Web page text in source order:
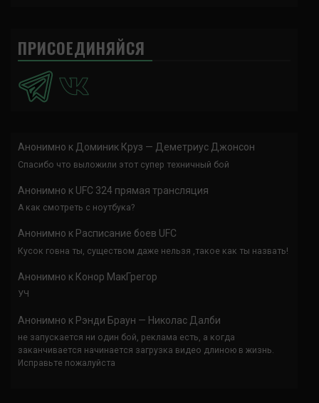
ПРИСОЕДИНЯЙСЯ
Анонимно к Доминик Круз — Деметриус Джонсон
Спасибо что выложили этот супер техничный бой
Анонимно к UFC 324 прямая трансляция
А как смотреть с ноутбука?
Анонимно к Расписание боев UFC
Кусок говна ты, существом даже нельзя ,такое как ты назвать!
Анонимно к Конор МакГрегор
УЧ
Анонимно к Рэнди Браун — Николас Далби
не запускается ни один бой, реклама есть, а когда
заканчивается начинается загрузка видео длиною в жизнь.
Исправьте пожалуйста